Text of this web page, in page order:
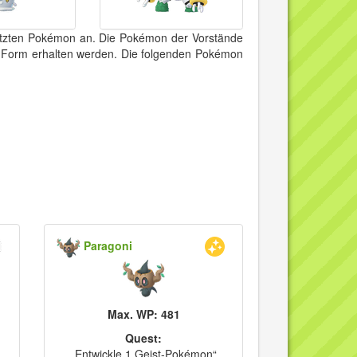
Pokémon an. Die Pokémon der Vorstände
erhalten werden. Die folgenden Pokémon
Paragoni
Max. WP: 481
Quest:
„Entwickle 1 Geist-Pokémon“